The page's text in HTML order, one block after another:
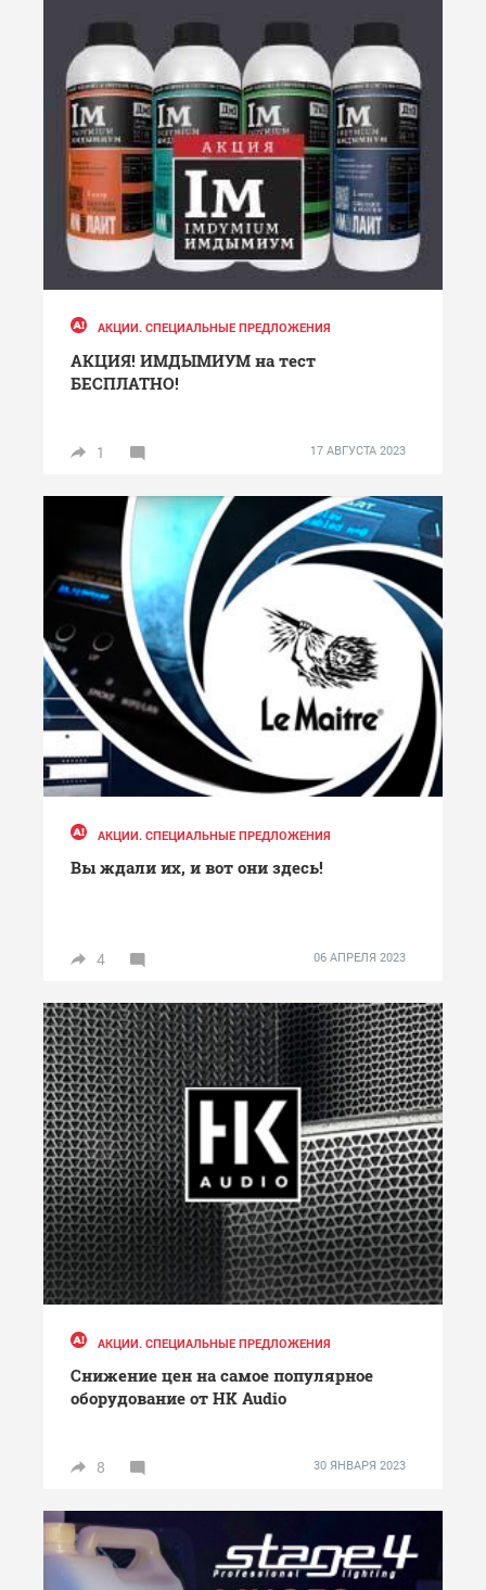
АКЦИИ. СПЕЦИАЛЬНЫЕ ПРЕДЛОЖЕНИЯ
АКЦИЯ! ИМДЫМИУМ на тест
БЕСПЛАТНО!
1 17 АВГУСТА 2023
АКЦИИ. СПЕЦИАЛЬНЫЕ ПРЕДЛОЖЕНИЯ
Вы ждали их, и вот они здесь!
4 06 АПРЕЛЯ 2023
АКЦИИ. СПЕЦИАЛЬНЫЕ ПРЕДЛОЖЕНИЯ
Снижение цен на самое популярное
оборудование от HK Audio
8 30 ЯНВАРЯ 2023